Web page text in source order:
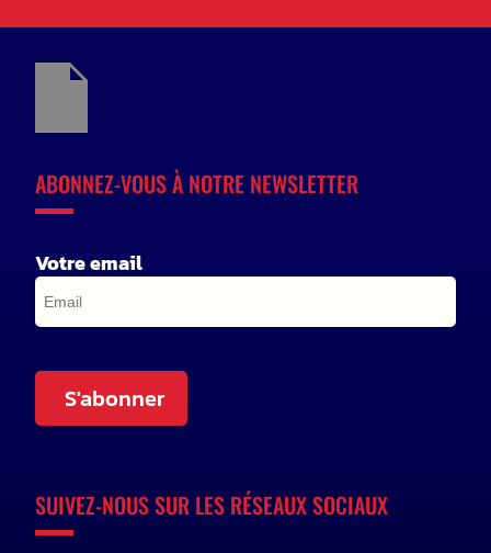
ABONNEZ-VOUS À NOTRE NEWSLETTER
Votre email
S'abonner
SUIVEZ-NOUS SUR LES RÉSEAUX SOCIAUX